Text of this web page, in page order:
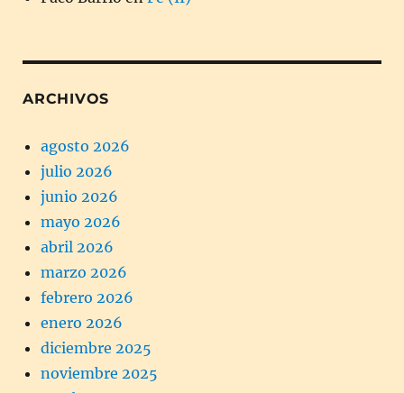
ARCHIVOS
agosto 2026
julio 2026
junio 2026
mayo 2026
abril 2026
marzo 2026
febrero 2026
enero 2026
diciembre 2025
noviembre 2025